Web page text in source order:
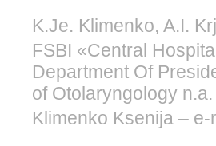
K.Je. Klimenko, A.I.
FSBI «Central
Department Of
of Otolaryngology
Klimenko Ksenija –